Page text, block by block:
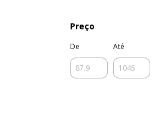
Preço
De Até